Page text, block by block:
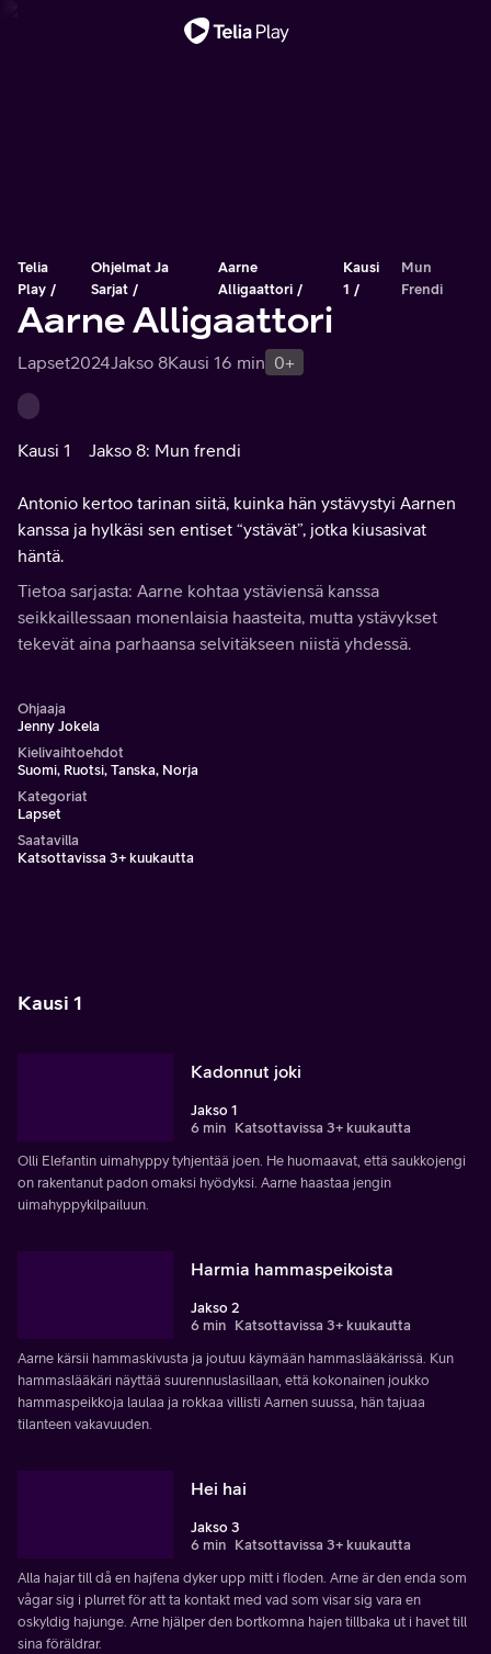
Telia
Play
Ohjelmat Ja
Sarjat
Aarne
Alligaattori
Kausi
1
Mun
Frendi
Aarne Alligaattori
Lapset2024Jakso 8Kausi 16 min 0+
Kausi 1 Jakso 8: Mun frendi
Antonio kertoo tarinan siitä, kuinka hän ystävystyi Aarnen
kanssa ja hylkäsi sen entiset “ystävät”, jotka kiusasivat
häntä.
Tietoa sarjasta: Aarne kohtaa ystäviensä kanssa
seikkaillessaan monenlaisia haasteita, mutta ystävykset
tekevät aina parhaansa selvitäkseen niistä yhdessä.
Ohjaaja
Jenny Jokela
Kielivaihtoehdot
Suomi, Ruotsi, Tanska, Norja
Kategoriat
Lapset
Saatavilla
Katsottavissa 3+ kuukautta
Kausi 1
Kadonnut joki
Jakso 1
6 min Katsottavissa 3+ kuukautta
Olli Elefantin uimahyppy tyhjentää joen. He huomaavat, että saukkojengi
on rakentanut padon omaksi hyödyksi. Aarne haastaa jengin
uimahyppykilpailuun.
Harmia hammaspeikoista
Jakso 2
6 min Katsottavissa 3+ kuukautta
Aarne kärsii hammaskivusta ja joutuu käymään hammaslääkärissä. Kun
hammaslääkäri näyttää suurennuslasillaan, että kokonainen joukko
hammaspeikkoja laulaa ja rokkaa villisti Aarnen suussa, hän tajuaa
tilanteen vakavuuden.
Hei hai
Jakso 3
6 min Katsottavissa 3+ kuukautta
Alla hajar till då en hajfena dyker upp mitt i floden. Arne är den enda som
vågar sig i plurret för att ta kontakt med vad som visar sig vara en
oskyldig hajunge. Arne hjälper den bortkomna hajen tillbaka ut i havet till
sina föräldrar.